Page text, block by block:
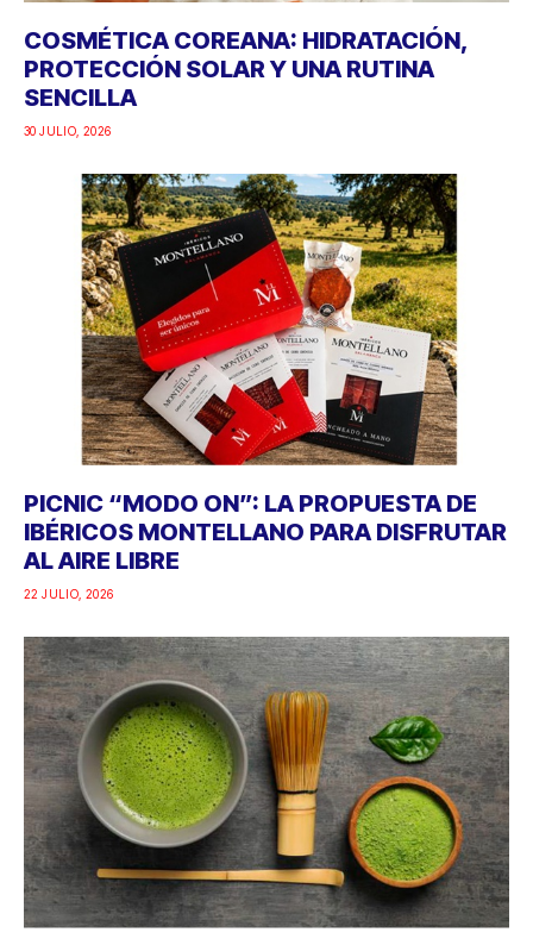
COSMÉTICA COREANA: HIDRATACIÓN,
PROTECCIÓN SOLAR Y UNA RUTINA
SENCILLA
30 JULIO, 2026
PICNIC “MODO ON”: LA PROPUESTA DE
IBÉRICOS MONTELLANO PARA DISFRUTAR
AL AIRE LIBRE
22 JULIO, 2026